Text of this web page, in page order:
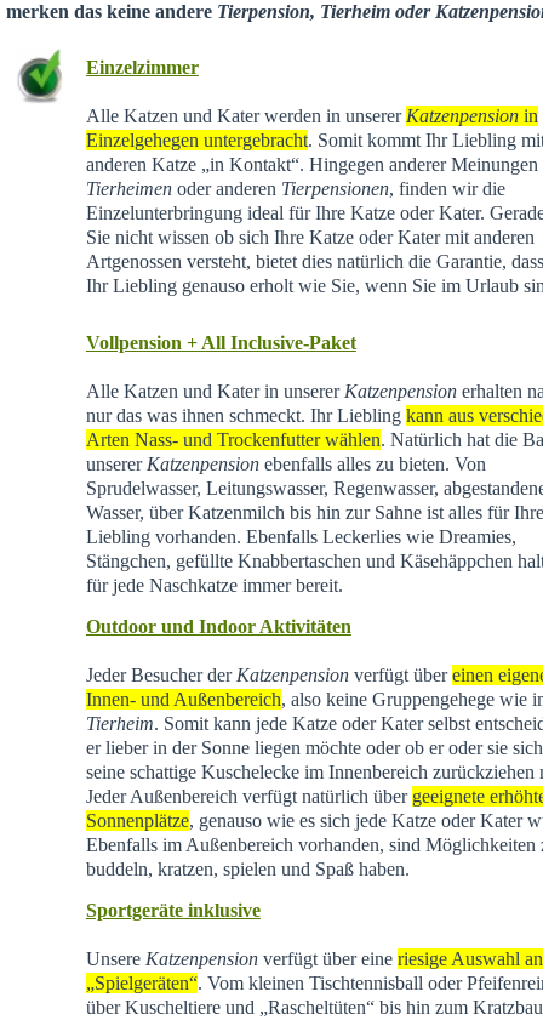
merken das keine andere Tierpension, Tierheim oder
Einzelzimmer
Alle Katzen und Kater werden in unserer Katzenpensionin
Einzelgehegen untergebracht. Somit kommt Ihr Liebling
anderen Katze „in Kontakt“. Hingegen anderer Meinungen
Tierheimenoder anderen Tierpensionen, finden wir die
Einzelunterbringung ideal für Ihre Katze oder Kater.
Sie nicht wissen ob sich Ihre Katze oder Kater mit anderen
Artgenossen versteht, bietet dies natürlich die Garantie,
Ihr Liebling genauso erholt wie Sie, wenn Sie im Urlaub
Vollpension + All Inclusive-Paket
Alle Katzen und Kater in unserer Katzenpensionerhalten
nur das was ihnen schmeckt. Ihr Liebling kann aus
Arten Nass- und Trockenfutter wählen. Natürlich hat die
unserer Katzenpensionebenfalls alles zu bieten. Von
Sprudelwasser, Leitungswasser, Regenwasser,
Wasser, über Katzenmilch bis hin zur Sahne ist alles für
Liebling vorhanden. Ebenfalls Leckerlies wie Dreamies,
Stängchen, gefüllte Knabbertaschen und Käsehäppchen
für jede Naschkatze immer bereit.
Outdoor und Indoor Aktivitäten
Jeder Besucher der Katzenpensionverfügt übereinen
Innen- und Außenbereich, also keine Gruppengehege wie
Tierheim. Somit kann jede Katze oder Kater selbst
er lieber in der Sonne liegen möchte oder ob er oder sie
seine schattige Kuschelecke im Innenbereich zurückziehen
Jeder Außenbereich verfügt natürlich über geeignete
Sonnenplätze, genauso wie es sich jede Katze oder Kater
Ebenfalls im Außenbereich vorhanden, sind Möglichkeiten
buddeln, kratzen, spielen und Spaß haben.
Sportgeräte inklusive
Unsere Katzenpensionverfügt über eine riesige Auswahl an
„Spielgeräten“. Vom kleinen Tischtennisball oder
über Kuscheltiere und „Rascheltüten“ bis hin zum